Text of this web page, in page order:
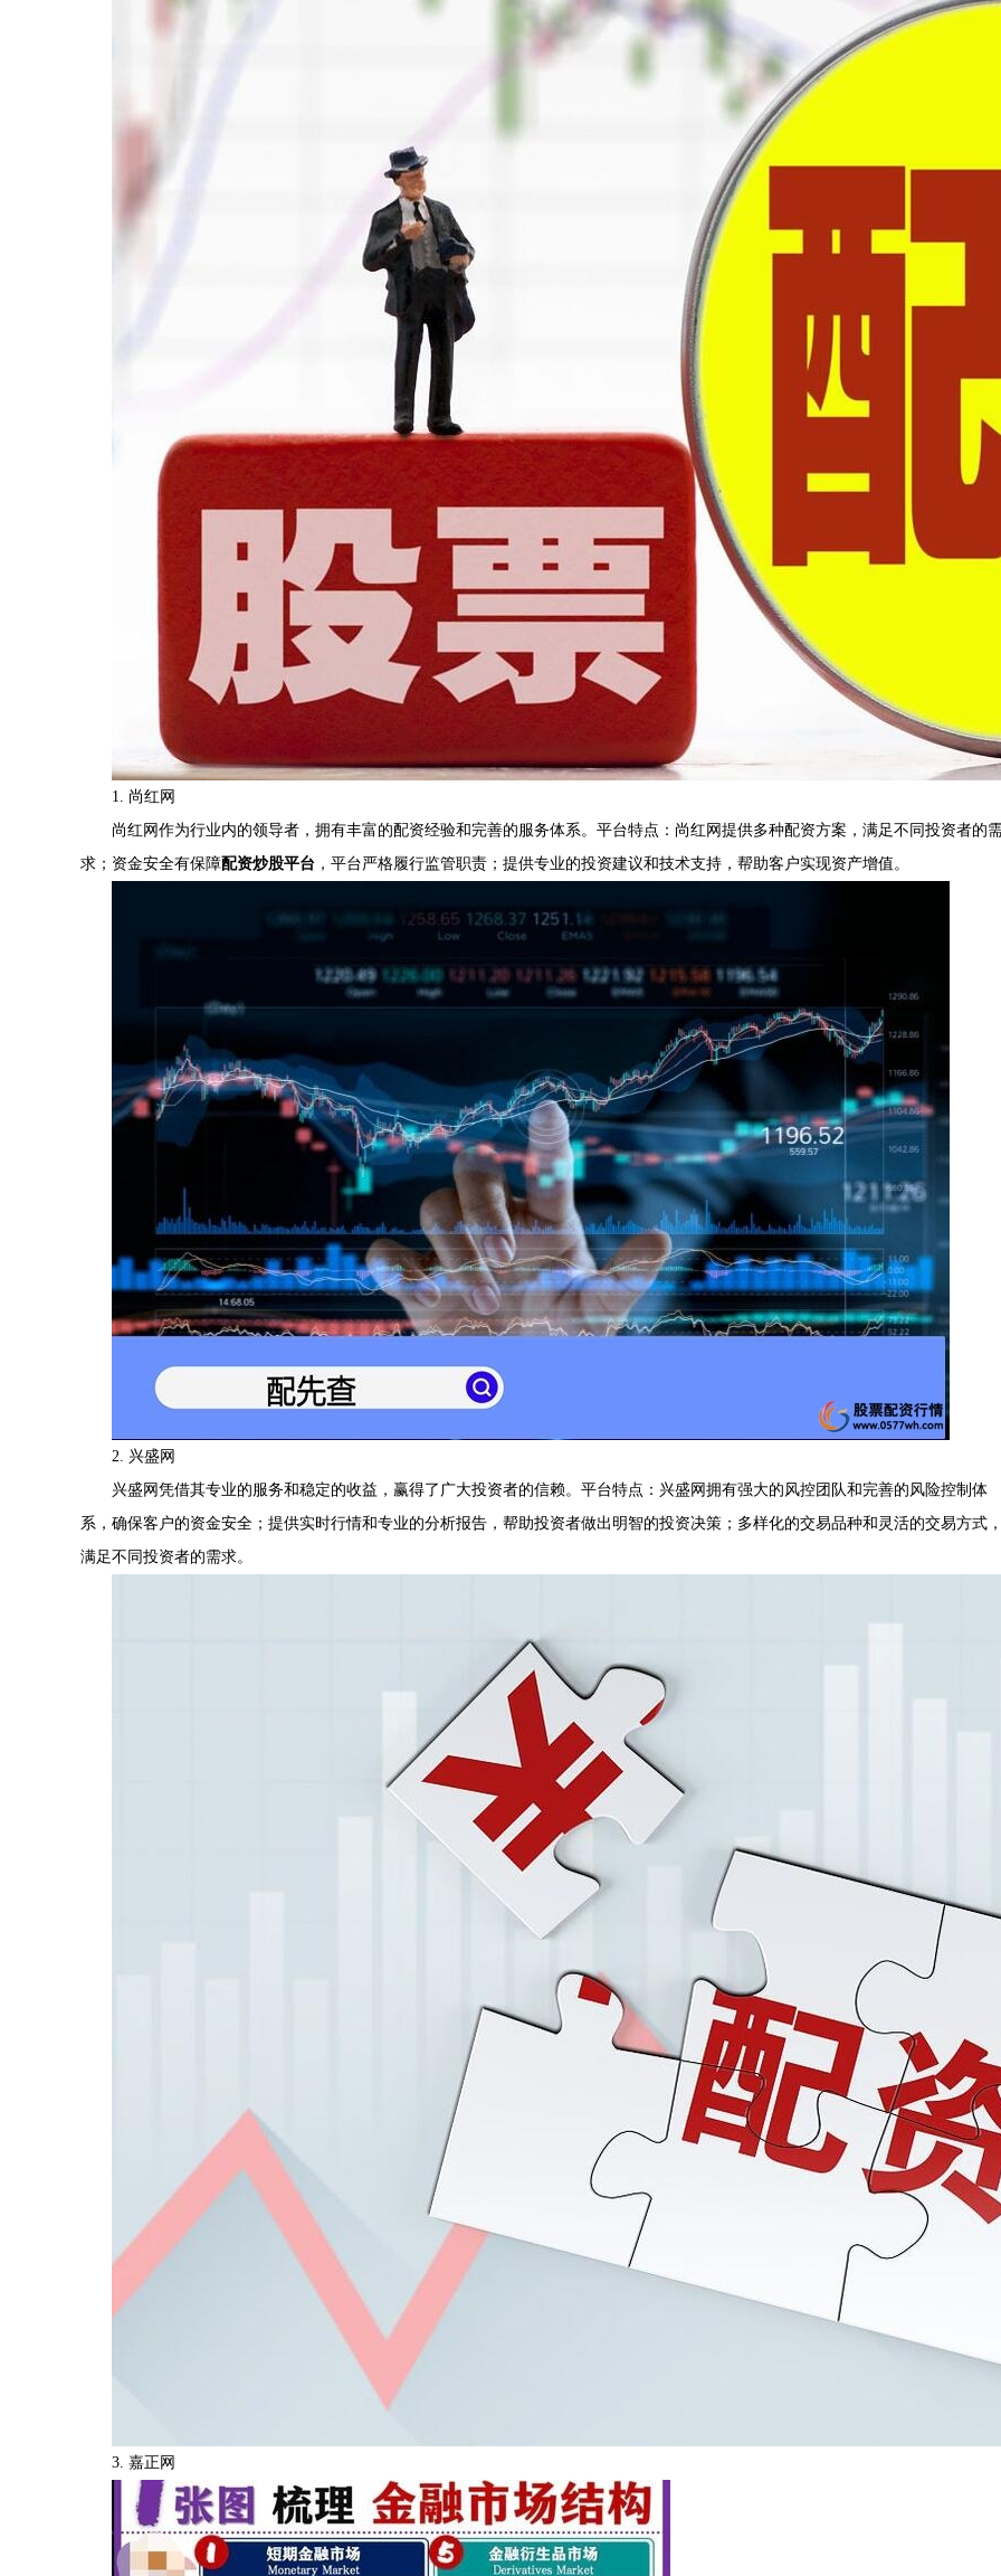
1. 尚红网
尚红网作为行业内的领导者，拥有丰富的配资经验和完善的服务体系。平台特点：尚红网提供多种配资方案，满足不同投资者的
求；资金安全有保障配资炒股平台 ，平台严格履行监管职责；提供专业的投资建议和技术支持，帮助客户实现资产增值。
2. 兴盛网
兴盛网凭借其专业的服务和稳定的收益，赢得了广大投资者的信赖。平台特点：兴盛网拥有强大的风控团队和完善的风险控制体
系，确保客户的资金安全；提供实时行情和专业的分析报告，帮助投资者做出明智的投资决策；多样化的交易品种和灵活的交易方式
满足不同投资者的需求。
3. 嘉正网